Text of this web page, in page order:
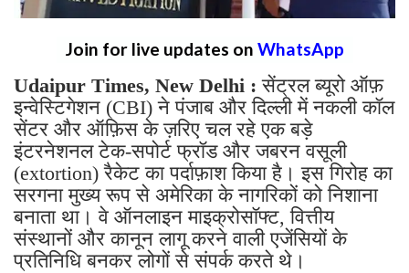
Join for live updates on WhatsApp
Udaipur Times, New Delhi :सेंट्रल ब्यूरो ऑफ़
इन्वेस्टिगेशन (CBI) ने पंजाब और दिल्ली में नकली कॉल
सेंटर और ऑफ़िस के ज़रिए चल रहे एक बड़े
इंटरनेशनल टेक-सपोर्ट फ्रॉड और जबरन वसूली
(extortion) रैकेट का पर्दाफ़ाश किया है। इस गिरोह का
सरगना मुख्य रूप से अमेरिका के नागरिकों को निशाना
बनाता था। वे ऑनलाइन माइक्रोसॉफ्ट, वित्तीय
संस्थानों और कानून लागू करने वाली एजेंसियों के
प्रतिनिधि बनकर लोगों से संपर्क करते थे।